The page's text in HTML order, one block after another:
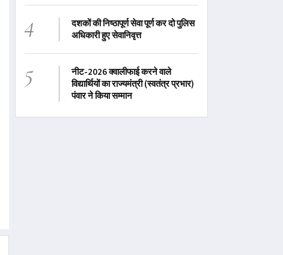
4
दशकों की निष्ठापूर्ण सेवा पूर्ण कर दो पुलिस
अधिकारी हुए सेवानिवृत्त
5
नीट-2026 क्वालीफाई करने वाले
विद्यार्थियों का राज्यमंत्री (स्वतंत्र प्रभार)
पंवार ने किया सम्मान